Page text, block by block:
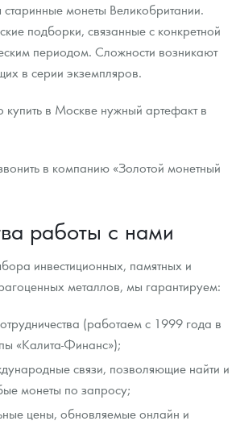
монеты Великобритании.
подборки, связанные с конкретной
периодом. Сложности возникают
в серии экземпляров.
в Москве нужный артефакт в
в компанию «Золотой монетный
работы с нами
инвестиционных, памятных и
металлов, мы гарантируем:
(работаем с 1999 года в
«Калита-Финанс»);
связи, позволяющие найти и
монеты по запросу;
цены, обновляемые онлайн и